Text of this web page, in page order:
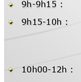
9h-9h15 :
9h15-10h :
10h00-12h :